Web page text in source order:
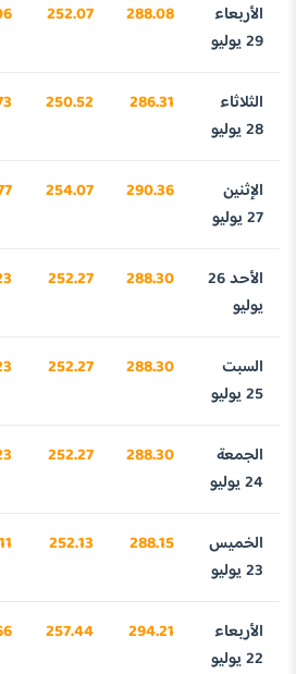
الأربعاء
29 يوليو
288.08
252.07
الثلاثاء
28 يوليو
286.31
250.52
الإثنين
27 يوليو
290.36
254.07
الأحد 26
يوليو
288.30
252.27
السبت
25 يوليو
288.30
252.27
الجمعة
24 يوليو
288.30
252.27
الخميس
23 يوليو
288.15
252.13
الأربعاء
22 يوليو
294.21
257.44